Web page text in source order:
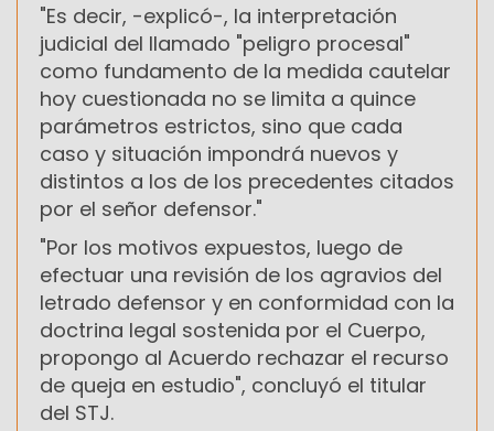
"Es decir, -explicó-, la interpretación
judicial del llamado "peligro procesal"
como fundamento de la medida cautelar
hoy cuestionada no se limita a quince
parámetros estrictos, sino que cada
caso y situación impondrá nuevos y
distintos a los de los precedentes citados
por el señor defensor."
"Por los motivos expuestos, luego de
efectuar una revisión de los agravios del
letrado defensor y en conformidad con la
doctrina legal sostenida por el Cuerpo,
propongo al Acuerdo rechazar el recurso
de queja en estudio", concluyó el titular
del STJ.